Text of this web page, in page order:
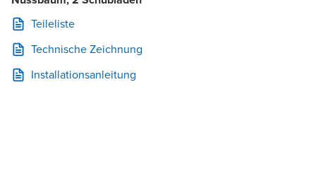
Teileliste
Technische Zeichnung
Installationsanleitung